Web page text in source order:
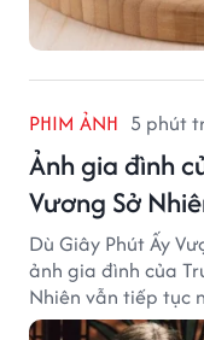
PHIM ẢNH 5 phút
Ảnh gia đình
Vương Sở
Dù Giây Phút Ấy
ảnh gia đình của
Nhiên vẫn tiếp tục
giả.